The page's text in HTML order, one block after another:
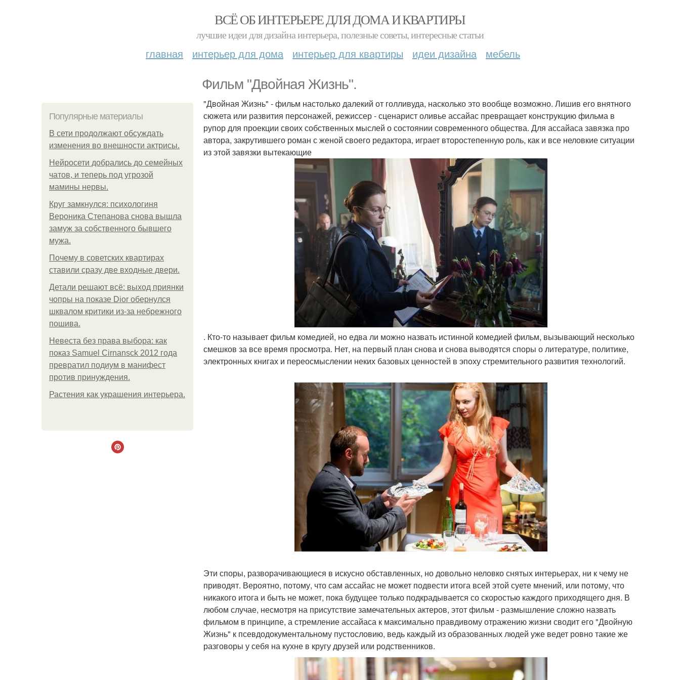
ВСЁ ОБ ИНТЕРЬЕРЕ ДЛЯ ДОМА И КВАРТИРЫ
лучшие идеи для дизайна интерьера, полезные советы, интересные статьи
главная интерьер для дома интерьер для квартиры идеи дизайна мебель
Фильм "Двойная Жизнь".
Популярные материалы
В сети продолжают обсуждать
изменения во внешности актрисы.
Нейросети добрались до семейных
чатов, и теперь под угрозой
мамины нервы.
Круг замкнулся: психологиня
Вероника Степанова снова вышла
замуж за собственного бывшего
мужа.
Почему в советских квартирах
ставили сразу две входные двери.
Детали решают всё: выход приянки
чопры на показе Dior обернулся
шквалом критики из-за небрежного
пошива.
Невеста без права выбора: как
показ Samuel Cirnansck 2012 года
превратил подиум в манифест
против принуждения.
Растения как украшения интерьера.
"Двойная Жизнь" - фильм настолько далекий от голливуда, насколько это вообще возможно. Лишив его внятного
сюжета или развития персонажей, режиссер - сценарист оливье ассайас превращает конструкцию фильма в
рупор для проекции своих собственных мыслей о состоянии современного общества. Для ассайаса завязка про
автора, закрутившего роман с женой своего редактора, играет второстепенную роль, как и все неловкие ситуации
из этой завязки вытекающие
. Кто-то называет фильм комедией, но едва ли можно назвать истинной комедией фильм, вызывающий несколько
смешков за все время просмотра. Нет, на первый план снова и снова выводятся споры о литературе, политике,
электронных книгах и переосмыслении неких базовых ценностей в эпоху стремительного развития технологий.
Эти споры, разворачивающиеся в искусно обставленных, но довольно неловко снятых интерьерах, ни к чему не
приводят. Вероятно, потому, что сам ассайас не может подвести итога всей этой суете мнений, или потому, что
никакого итога и быть не может, пока будущее только подкрадывается со скоростью каждого приходящего дня. В
любом случае, несмотря на присутствие замечательных актеров, этот фильм - размышление сложно назвать
фильмом в принципе, а стремление ассайаса к максимально правдивому отражению жизни сводит его "Двойную
Жизнь" к псевдодокументальному пустословию, ведь каждый из образованных людей уже ведет ровно такие же
разговоры у себя на кухне в кругу друзей или родственников.